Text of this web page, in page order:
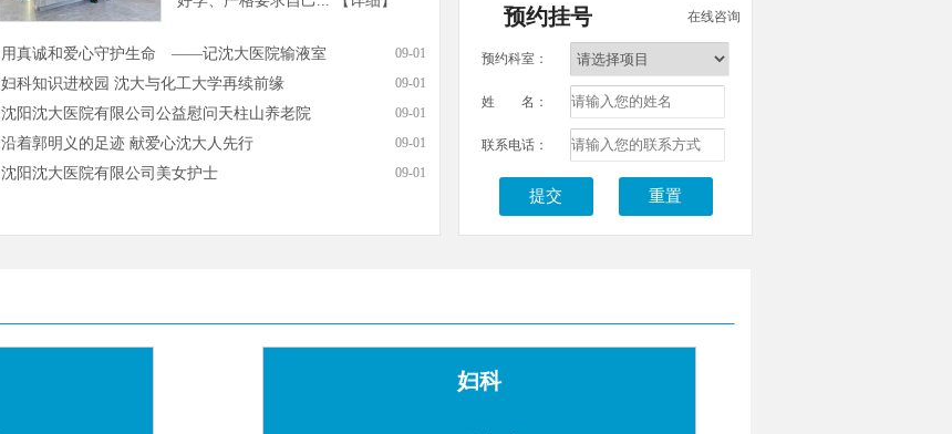
用真诚和爱心守护生命 ——记沈大医院输液室 09-01
妇科知识进校园 沈大与化工大学再续前缘 09-01
沈阳沈大医院有限公司公益慰问天柱山养老院 09-01
沿着郭明义的足迹 献爱心沈大人先行 09-01
沈阳沈大医院有限公司美女护士 09-01
预约挂号 在线咨询
预约科室：
姓 名：
联系电话：
妇科